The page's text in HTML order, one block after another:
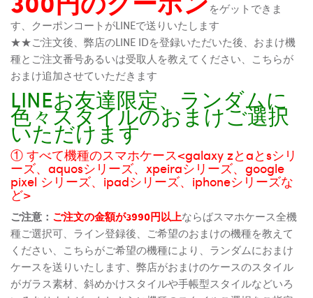
をゲットできま
す、クーポンコートがLINEで送りいたします
★★ご注文後、弊店のLINE IDを登録いただいた後、おまけ機
種とご注文番号あるいは受取人を教えてください、こちらが
おまけ追加させていただきます
LINEお友達限定、ランダムに
色々スタイルのおまけご選択
いただけます
① すべて機種のスマホケース<galaxy zとaとsシリ
ーズ、aquosシリーズ、xpeiraシリーズ、google
pixel シリーズ、ipadシリーズ、iphoneシリーズな
ど>
ご注意： ご注文の金額が3990円以上ならばスマホケース全機
種ご選択可、ライン登録後、ご希望のおまけの機種を教えて
ください、こちらがご希望の機種により、ランダムにおまけ
ケースを送りいたします、弊店がおまけのケースのスタイル
がガラス素材、斜めかけスタイルや手帳型スタイルなどいろ